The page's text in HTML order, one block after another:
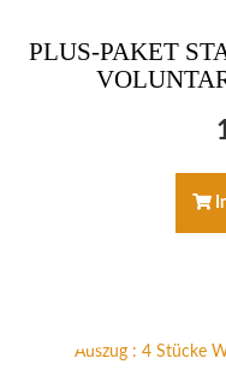
PLUS-PAKET